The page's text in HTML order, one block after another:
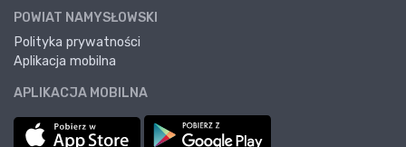
POWIAT NAMYSŁOWSKI
Polityka prywatności
Aplikacja mobilna
APLIKACJA MOBILNA